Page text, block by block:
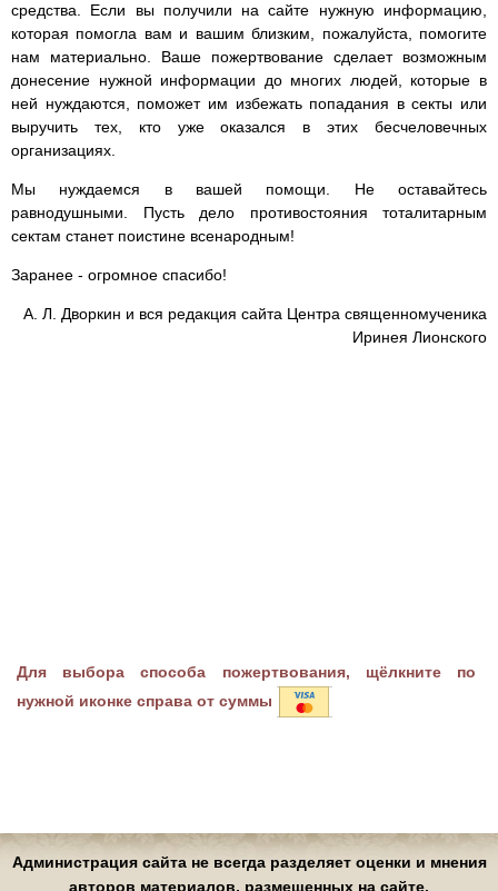
средства. Если вы получили на сайте нужную информацию,
которая помогла вам и вашим близким, пожалуйста, помогите
нам материально. Ваше пожертвование сделает возможным
донесение нужной информации до многих людей, которые в
ней нуждаются, поможет им избежать попадания в секты или
выручить тех, кто уже оказался в этих бесчеловечных
организациях.
Мы нуждаемся в вашей помощи. Не оставайтесь
равнодушными. Пусть дело противостояния тоталитарным
сектам станет поистине всенародным!
Заранее - огромное спасибо!
А. Л. Дворкин и вся редакция сайта Центра священномученика
Иринея Лионского
Для выбора способа пожертвования, щёлкните по
нужной иконке справа от суммы
Администрация сайта не всегда разделяет оценки и мнения
авторов материалов, размещенных на сайте.